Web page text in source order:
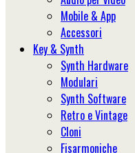
Mobile & App
Accessori
Key & Synth
Synth Hardware
Modulari
Synth Software
Retro e Vintage
Cloni
Fisarmoniche